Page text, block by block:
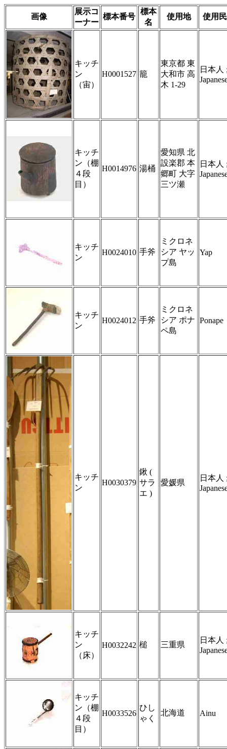
画像
展示コ
ーナー
標本番号
標本
名
使用地 使用
キッチ
ン
（宙）
H0001527 籠
東京都 東
大和市 高
木 1-29
日本人
キッチ
ン（棚
４段
目）
H0014976 湯桶
愛知県 北
設楽郡 本
郷町 大字
三ツ瀬
日本人
キッチ
ン
H0024010 手斧
ミクロネ
シア ヤッ
プ島
Yap
キッチ
ン
H0024012 手斧
ミクロネ
シア ポナ
ペ島
Ponape
キッチ
ン
H0030379
鍬 (
サラ
エ )
愛媛県
日本人
キッチ
ン
（床）
H0032242 槌 三重県
日本人
キッチ
ン（棚
４段
目）
H0033526
ひし
ゃく
北海道 Ainu